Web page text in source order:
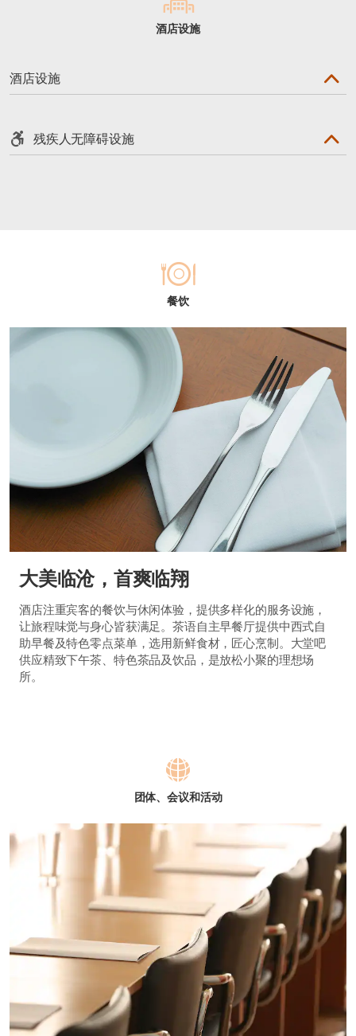
酒店设施
酒店设施
残疾人无障碍设施
餐饮
大美临沧，首爽临翔
酒店注重宾客的餐饮与休闲体验，提供多样化的服务设施，
让旅程味觉与身心皆获满足。茶语自主早餐厅提供中西式自
助早餐及特色零点菜单，选用新鲜食材，匠心烹制。大堂吧
供应精致下午茶、特色茶品及饮品，是放松小聚的理想场
所。
团体、会议和活动